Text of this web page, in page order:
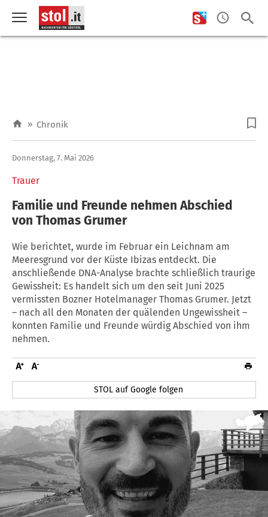
» Chronik
Trauer
Donnerstag, 7. Mai 2026
Familie und Freunde nehmen Abschied
von Thomas Grumer
Wie berichtet, wurde im Februar ein Leichnam am
Meeresgrund vor der Küste Ibizas entdeckt. Die
anschließende DNA-Analyse brachte schließlich traurige
Gewissheit: Es handelt sich um den seit Juni 2025
vermissten Bozner Hotelmanager Thomas Grumer. Jetzt
– nach all den Monaten der quälenden Ungewissheit –
konnten Familie und Freunde würdig Abschied von ihm
nehmen.
STOL auf Google folgen